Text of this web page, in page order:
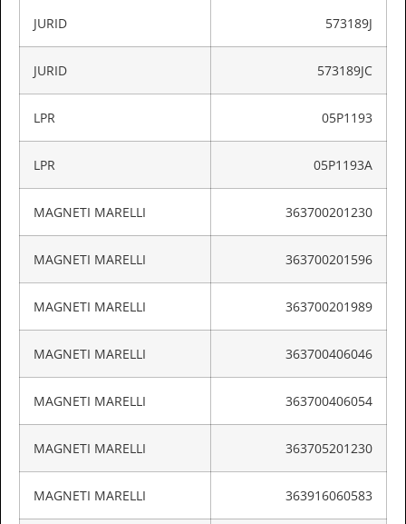
JURID 573189J
JURID 573189JC
LPR 05P1193
LPR 05P1193A
MAGNETI MARELLI 363700201230
MAGNETI MARELLI 363700201596
MAGNETI MARELLI 363700201989
MAGNETI MARELLI 363700406046
MAGNETI MARELLI 363700406054
MAGNETI MARELLI 363705201230
MAGNETI MARELLI 363916060583